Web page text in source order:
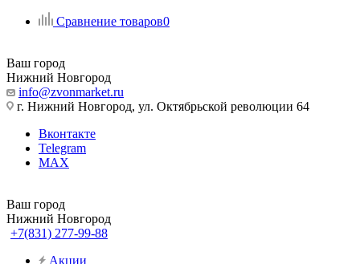
Сравнение товаров0
Ваш город
Нижний Новгород
info@zvonmarket.ru
г. Нижний Новгород, ул. Октябрьской революции 64
Вконтакте
Telegram
MAX
Ваш город
Нижний Новгород
+7(831) 277-99-88
Акции